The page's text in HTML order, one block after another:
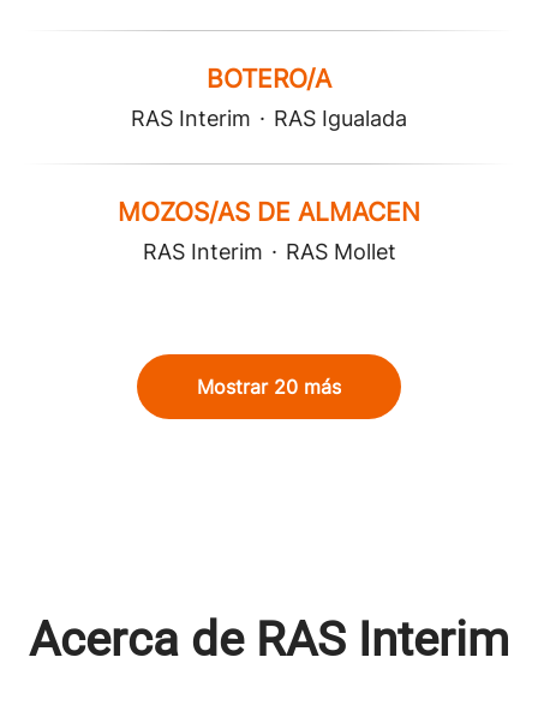
BOTERO/A
RAS Interim · RAS Igualada
MOZOS/AS DE ALMACEN
RAS Interim · RAS Mollet
Mostrar 20 más
Acerca de RAS Interim